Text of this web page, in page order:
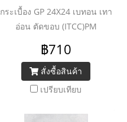
กระเบื้อง GP 24X24 เบทอน เทา
อ่อน ตัดขอบ (ITCC)PM
฿710
สั่งซื้อสินค้า
เปรียบเทียบ